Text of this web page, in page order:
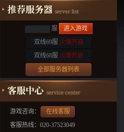
服
进入游戏
双线69服 火爆开启
双线68服 火爆开启
全部服务器列表
游戏咨询：
在线客服
客服热线：020-37523049